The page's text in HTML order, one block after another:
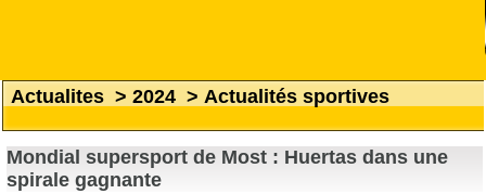
Actualites > 2024 > Actualités sportives
Mondial supersport de Most : Huertas dans une
spirale gagnante